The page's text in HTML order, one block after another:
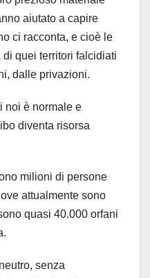
aiutato a capire
ci racconta, e cioè le
quei territori falcidiati
dalle privazioni.
noi è normale e
diventa risorsa
milioni di persone
attualmente sono
quasi 40.000 orfani
senza